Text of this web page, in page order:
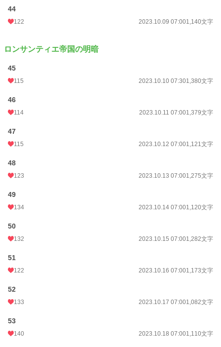
44
122 2023.10.09 07:001,140文字
ロンサンティエ帝国の明暗
45
115 2023.10.10 07:301,380文字
46
114 2023.10.11 07:001,379文字
47
115 2023.10.12 07:001,121文字
48
123 2023.10.13 07:001,275文字
49
134 2023.10.14 07:001,120文字
50
132 2023.10.15 07:001,282文字
51
122 2023.10.16 07:001,173文字
52
133 2023.10.17 07:001,082文字
53
140 2023.10.18 07:001,110文字